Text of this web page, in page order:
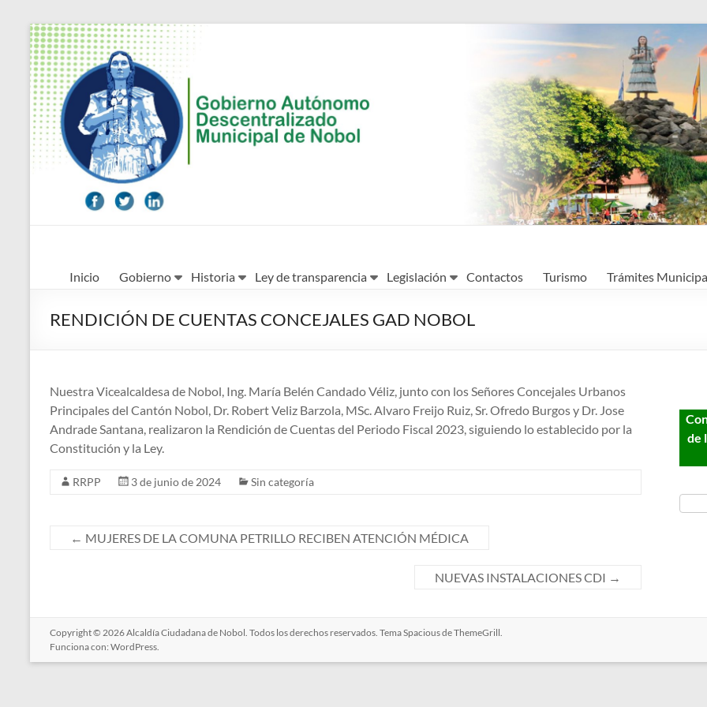
Saltar
al
contenido
Ciudadana
de
Inicio Gobierno Historia Ley de transparencia Legislación Contactos Turismo Trámites
RENDICIÓN DE CUENTAS CONCEJALES GAD NOBOL
Nuestra Vicealcaldesa de Nobol, Ing. María Belén Candado Véliz, junto con los Señores Concejales Urbanos
Principales del Cantón Nobol, Dr. Robert Veliz Barzola, MSc. Alvaro Freijo Ruiz, Sr. Ofredo Burgos y Dr. Jose
Andrade Santana, realizaron la Rendición de Cuentas del Periodo Fiscal 2023, siguiendo lo establecido por la
Constitución y la Ley.
RRPP 3 de junio de 2024 Sin categoría
← MUJERES DE LA COMUNA PETRILLO RECIBEN ATENCIÓN MÉDICA
NUEVAS INSTALACIONES CDI →
de
Copyright © 2026Alcaldía Ciudadana de Nobol . Todos los derechos reservados. TemaSpaciousde ThemeGrill.
Funciona con: WordPress